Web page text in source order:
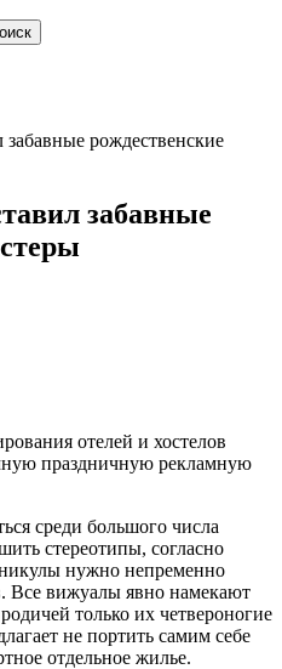
рождественские
забавные
отелей и хостелов
праздничную рекламную
среди большого числа
стереотипы, согласно
нужно непременно
Все вижуалы явно намекают
только их четвероногие
не портить самим себе
отдельное жилье.